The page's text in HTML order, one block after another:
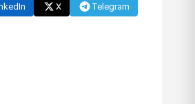
X Telegram